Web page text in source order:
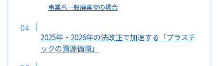
事業系一般廃棄物の場合
2025年・2026年の法改正で加速する「プラスチ
ックの資源循環」